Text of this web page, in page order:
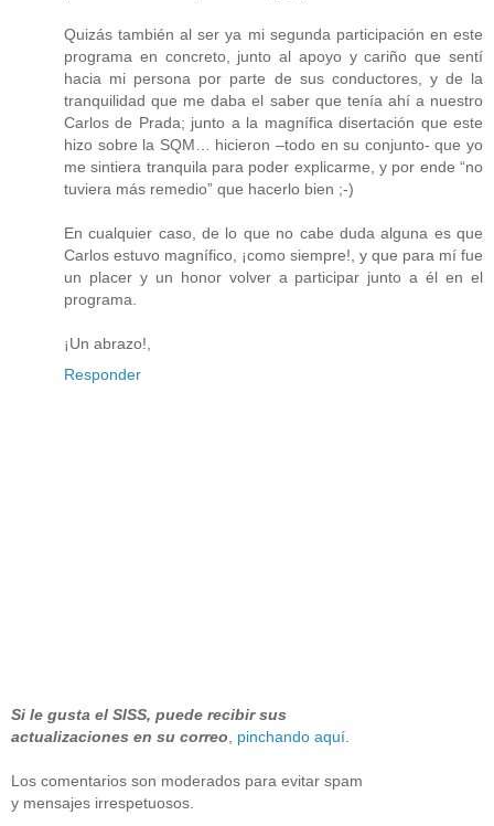
Quizás también al ser ya mi segunda participación en este
programa en concreto, junto al apoyo y cariño que sentí
hacia mi persona por parte de sus conductores, y de la
tranquilidad que me daba el saber que tenía ahí a nuestro
Carlos de Prada; junto a la magnífica disertación que este
hizo sobre la SQM… hicieron –todo en su conjunto- que yo
me sintiera tranquila para poder explicarme, y por ende “no
tuviera más remedio” que hacerlo bien ;-)
En cualquier caso, de lo que no cabe duda alguna es que
Carlos estuvo magnífico, ¡como siempre!, y que para mí fue
un placer y un honor volver a participar junto a él en el
programa.
¡Un abrazo!,
Responder
Si le gusta el SISS, puede recibir sus
actualizaciones en su correo
pinchando aquí
Los comentarios son moderados para evitar spam
y mensajes irrespetuosos.